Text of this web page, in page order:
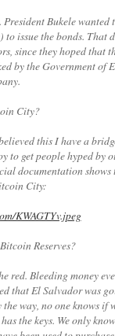
Bukele wanted
to issue the bonds.
since they hoped that
by the Government of
City?
this I have a
to get people hyped by
documentation shows
City:
KWAGTYv.jpeg
Reserves?
red. Bleeding money
that El Salvador was
way, no one knows if
the keys. We only